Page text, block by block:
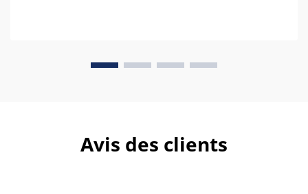
Avis des clients